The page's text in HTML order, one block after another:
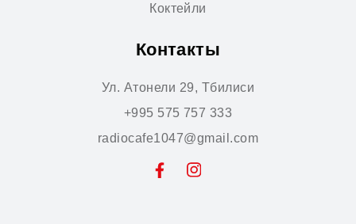
Коктейли
Контакты
Ул. Атонели 29, Тбилиси
+995 575 757 333
radiocafe1047@gmail.com